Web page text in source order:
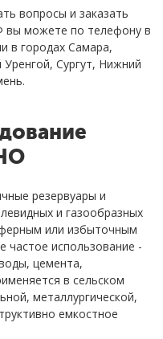
вопросы и заказать
вы можете по телефону в
в городах Самара,
Сургут, Нижний
резервуары и
и газообразных
или избыточным
использование -
цемента,
в сельском
металлургической,
емкостное